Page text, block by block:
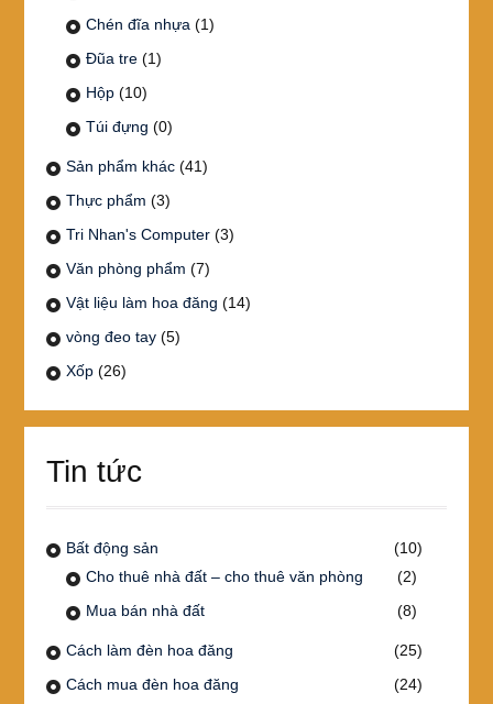
Chén đĩa nhựa (1)
Đũa tre (1)
Hộp (10)
Túi đựng (0)
Sản phẩm khác (41)
Thực phẩm (3)
Tri Nhan's Computer (3)
Văn phòng phẩm (7)
Vật liệu làm hoa đăng (14)
vòng đeo tay (5)
Xốp (26)
Tin tức
Bất động sản
(10)
Cho thuê nhà đất – cho thuê văn phòng
(2)
Mua bán nhà đất
(8)
Cách làm đèn hoa đăng
(25)
Cách mua đèn hoa đăng
(24)